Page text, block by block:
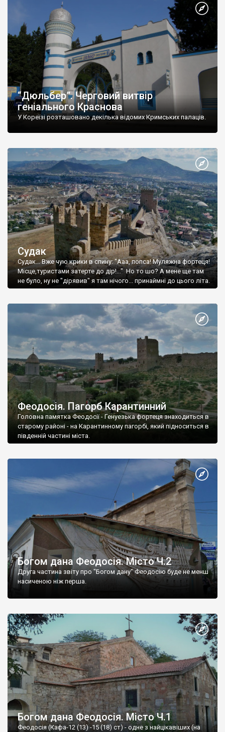
“Дюльбер”. Черговий витвір
геніального Краснова
У Кореїзі розташовано декілька відомих Кримських палаців.
Судак
Судак... Вже чую крики в спину: "Ааа, попса! Муляжна фортеця!
Місце,туристами затерте до дір!..." Но то шо? А мене ще там
не було, ну не "дірявив" я там нічого... принаймні до цього літа.
Феодосія. Пагорб Карантинний
Головна памятка Феодосії - Генуезька фортеця знаходиться в
старому районі - на Карантинному пагорбі, який підноситься в
південній частині міста.
Богом дана Феодосія. Місто Ч.2
Друга частина звіту про "Богом дану" Феодосію буде не менш
насиченою ніж перша.
Богом дана Феодосія. Місто Ч.1
Феодосія (Кафа-12 (13) -15 (18) ст) - одне з найцікавіших (на